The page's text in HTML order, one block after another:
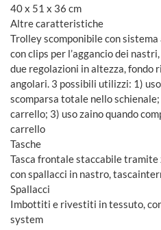
40 x 51 x 36 cm
Altre caratteristiche
Trolley scomponibile con
con clips per l’aggancio dei
due regolazioni in altezza, fondo
angolari. 3 possibili utilizzi: 1)
scomparsa totale nello
carrello; 3) uso zaino quando
carrello
Tasche
Tasca frontale staccabile
con spallacci in nastro,
Spallacci
Imbottiti e rivestiti in tessuto,
system